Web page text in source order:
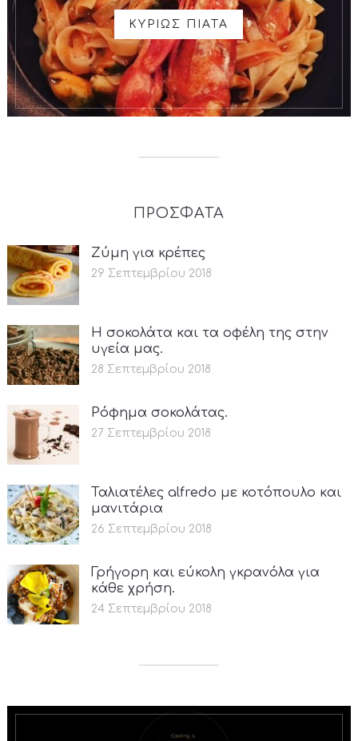
ΚΥΡΙΩΣ ΠΙΑΤΑ
ΠΡΟΣΦΑΤΑ
Ζύμη για κρέπες
29 Σεπτεμβρίου 2018
Η σοκολάτα και τα οφέλη της στην
υγεία μας.
28 Σεπτεμβρίου 2018
Ρόφημα σοκολάτας.
27 Σεπτεμβρίου 2018
Ταλιατέλες alfredo με κοτόπουλο και
μανιτάρια
26 Σεπτεμβρίου 2018
Γρήγορη και εύκολη γκρανόλα για
κάθε χρήση.
24 Σεπτεμβρίου 2018